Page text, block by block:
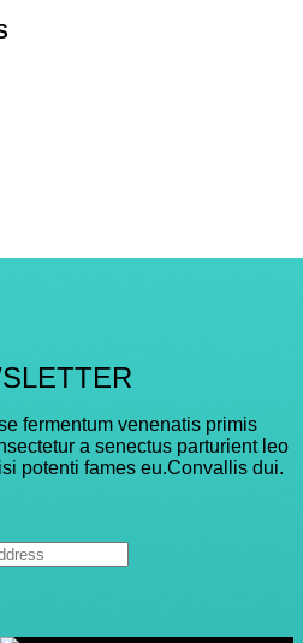
fermentum venenatis primis
a senectus parturient leo
potenti fames eu.Convallis dui.